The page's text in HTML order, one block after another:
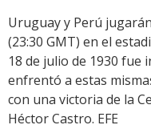
Uruguay y Perú
(23:30 GMT) en el
18 de julio de 1930
enfrentó a estas
con una victoria de la
Héctor Castro. EFE